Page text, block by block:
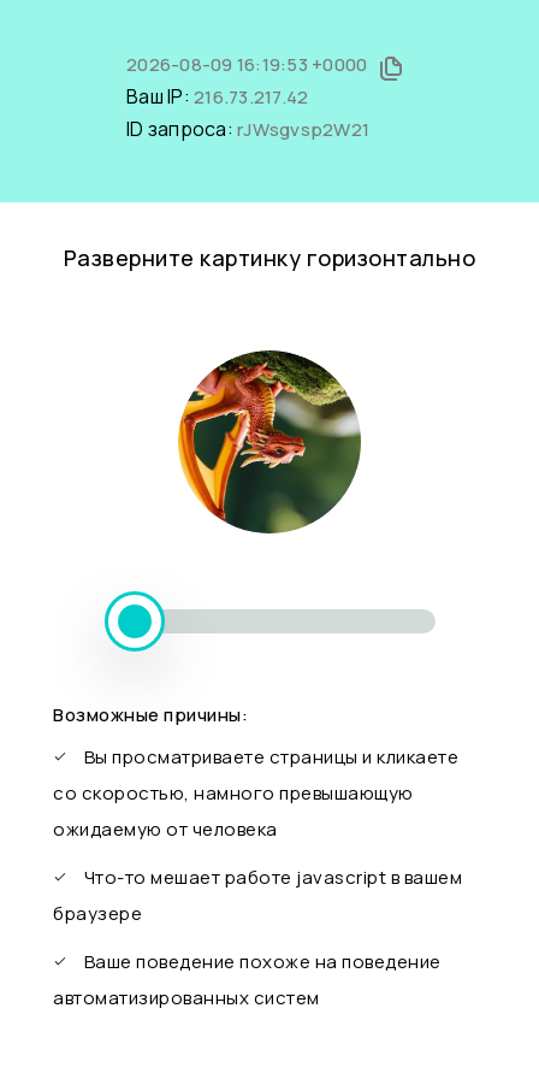
2026-08-09 16:19:53 +0000
Ваш IP: 216.73.217.42
ID запроса: rJWsgvsp2W21
Разверните картинку горизонтально
Возможные причины:
Вы просматриваете страницы и кликаете
со скоростью, намного превышающую
ожидаемую от человека
Что-то мешает работе javascript в вашем
браузере
Ваше поведение похоже на поведение
автоматизированных систем